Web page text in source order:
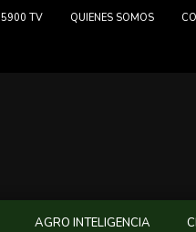
5900 TV QUIENES SOMOS
AGRO INTELIGENCIA